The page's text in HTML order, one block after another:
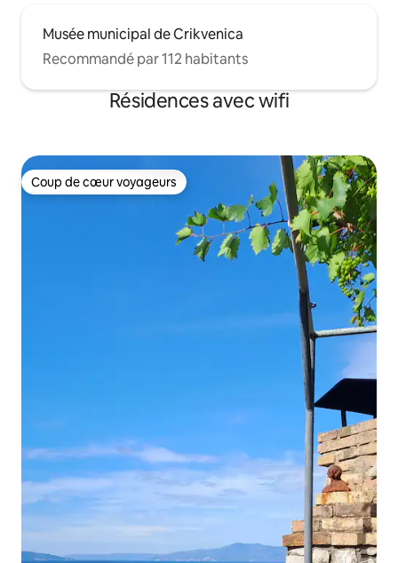
Musée municipal de Crikvenica
Recommandé par 112 habitants
Résidences avec wifi
Coup de cœur voyageurs
Coup de cœur voyageurs